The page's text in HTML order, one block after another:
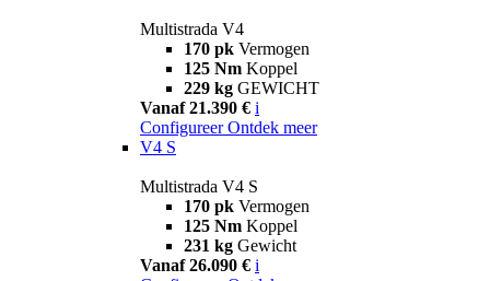
Multistrada V4
170 pk Vermogen
125 Nm Koppel
229 kg GEWICHT
Vanaf 21.390 € i
Configureer Ontdek meer
V4 S
Multistrada V4 S
170 pk Vermogen
125 Nm Koppel
231 kg Gewicht
Vanaf 26.090 € i